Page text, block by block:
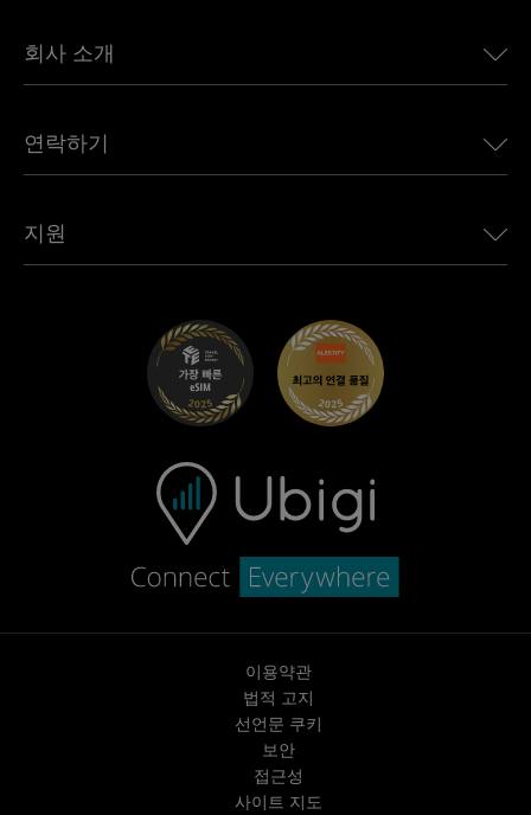
캐나다용 eSIM
아프리카용 eSIM
모든 목적지 보기
Land Rover용 Ubigi
Jeep용 Ubigi
Mini용 Ubigi
Maserati용 Ubigi
회사 소개
언론에 소개된 Ubigi
Ubigi 앱
연락하기
제휴 프로그램
지원
이용약관
법적 고지
선언문 쿠키
보안
접근성
사이트 지도